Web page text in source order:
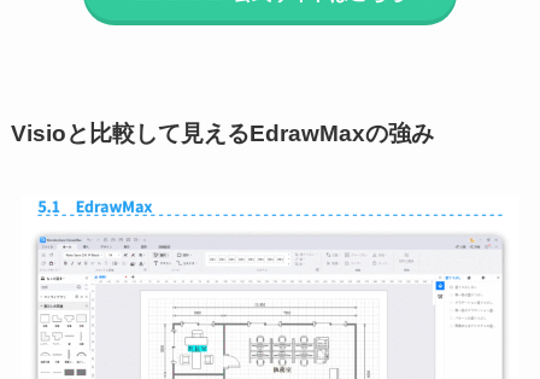
Visioと比較して見えるEdrawMaxの強み